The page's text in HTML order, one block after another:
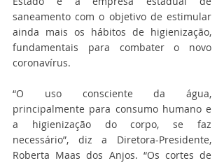
saneamento com o objetivo de estimular
ainda mais os hábitos de higienização,
fundamentais para combater o novo
coronavírus.
“O uso consciente da água,
principalmente para consumo humano e
a higienização do corpo, se faz
necessário”, diz a Diretora-Presidente,
Roberta Maas dos Anjos. “Os cortes de